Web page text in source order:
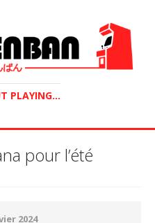
PLAYING...
pour l’été
2024